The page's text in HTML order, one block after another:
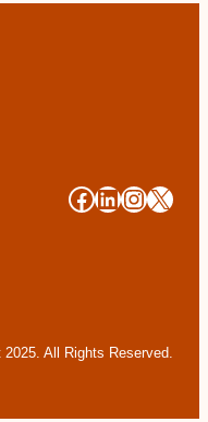
# # # #
2025. All Rights Reserved.